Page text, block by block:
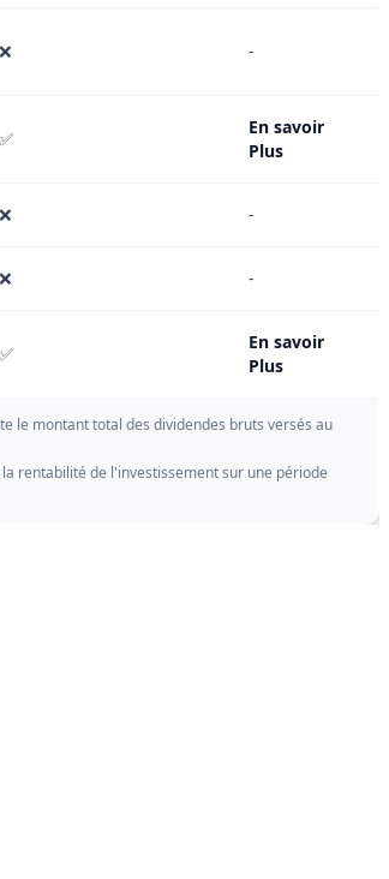
❌ -
✅
En savoir
Plus
❌ -
❌ -
✅
En savoir
Plus
le montant total des dividendes bruts versés au
rentabilité de l'investissement sur une période